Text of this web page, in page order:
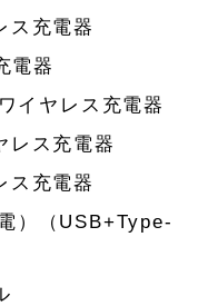
ス充電器
電器
イヤレス充電器
レス充電器
ス充電器
）（USB+Type-